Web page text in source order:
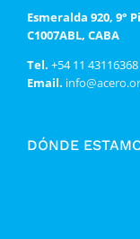
Esmeralda 920, 9°
C1007ABL, CABA
Tel. +54 11
Email.
DÓNDE